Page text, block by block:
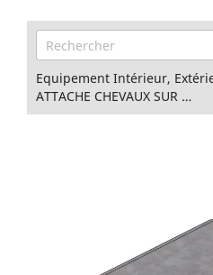
Equipement Intérieur,
ATTACHE CHEVAUX SUR RAIL INTÉRIEUR